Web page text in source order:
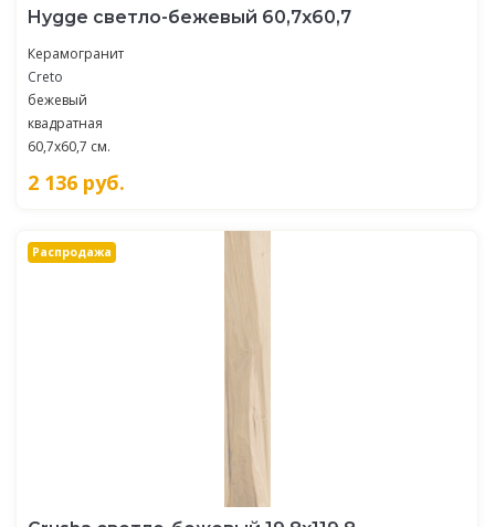
Hygge светло-бежевый 60,7х60,7
Керамогранит
Creto
бежевый
квадратная
60,7x60,7 см.
2 136 руб.
Распродажа